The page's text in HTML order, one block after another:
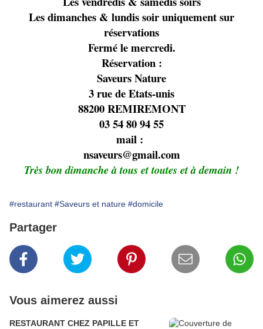
Les dimanches & lundis soir uniquement sur
réservations
Fermé le mercredi.
Réservation :
Saveurs Nature
3 rue de Etats-unis
88200 REMIREMONT
03 54 80 94 55
mail :
nsaveurs@gmail.com
Très bon dimanche à tous et toutes et à demain !
#restaurant #Saveurs et nature #domicile
Partager
Vous aimerez aussi
RESTAURANT CHEZ PAPILLE ET